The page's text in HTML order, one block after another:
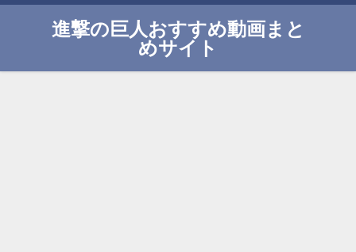
進撃の巨人おすすめ動画まと
めサイト